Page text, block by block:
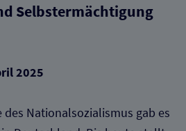
Selbstermächtigung
2025
des Nationalsozialismus gab es